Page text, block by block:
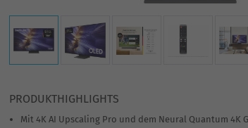
PRODUKTHIGHLIGHTS
Mit 4K AI Upscaling Pro und dem Neural Quantum 4K